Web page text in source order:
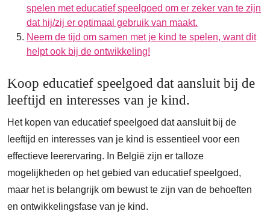
spelen met educatief speelgoed om er zeker van te zijn
dat hij/zij er optimaal gebruik van maakt.
Neem de tijd om samen met je kind te spelen, want dit
helpt ook bij de ontwikkeling!
Koop educatief speelgoed dat aansluit bij de
leeftijd en interesses van je kind.
Het kopen van educatief speelgoed dat aansluit bij de
leeftijd en interesses van je kind is essentieel voor een
effectieve leerervaring. In België zijn er talloze
mogelijkheden op het gebied van educatief speelgoed,
maar het is belangrijk om bewust te zijn van de behoeften
en ontwikkelingsfase van je kind.